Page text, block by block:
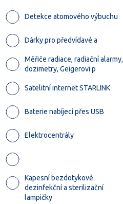
Detekce atomového výbuchu
Dárky pro předvídavé a
Měřiče radiace, radiační alarmy,
dozimetry, Geigerovi p
Satelitní internet STARLINK
Baterie nabíjecí přes USB
Elektrocentrály
Kapesní bezdotykové
dezinfekční a sterilizační
lampičky